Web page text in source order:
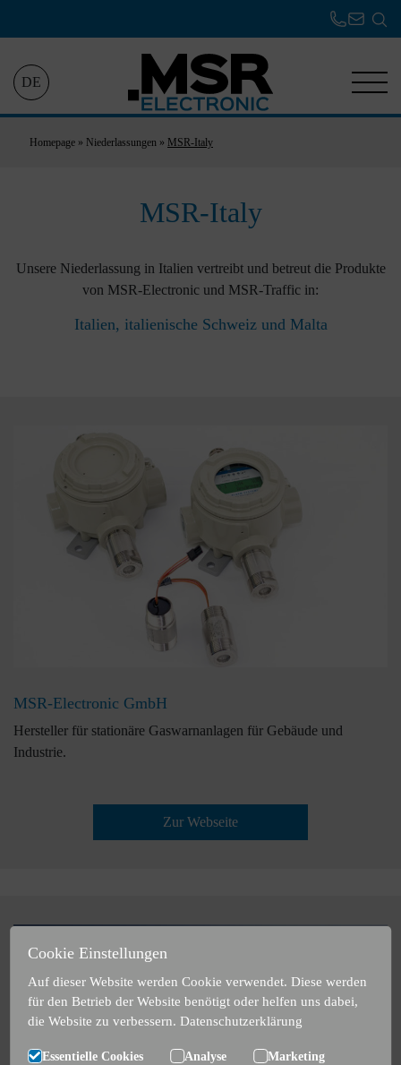
DE
Homepage » Niederlassungen » MSR-Italy
MSR-Italy
Unsere Niederlassung in Italien vertreibt und betreut die Produkte
von MSR-Electronic und MSR-Traffic in:
Italien, italienische Schweiz und Malta
MSR-Electronic GmbH
Hersteller für stationäre Gaswarnanlagen für Gebäude und
Industrie.
Zur Webseite
Cookie Einstellungen
Auf dieser Website werden Cookie verwendet. Diese werden
für den Betrieb der Website benötigt oder helfen uns dabei,
die Website zu verbessern.Datenschutzerklärung
Essentielle Cookies Analyse Marketing